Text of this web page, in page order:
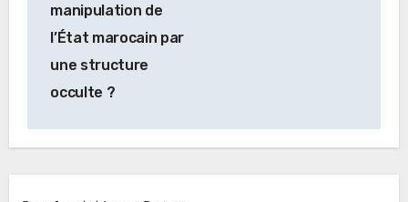
manipulation de
l’État marocain par
une structure
occulte ?